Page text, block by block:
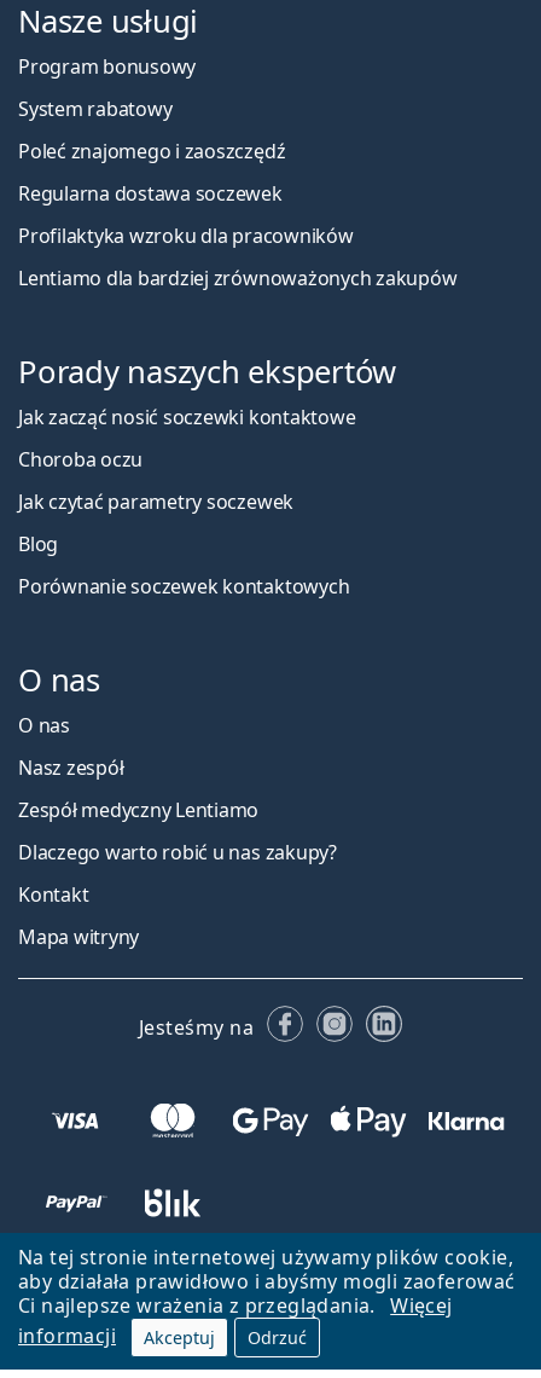
Na tej stronie internetowej używamy plików cookie,
aby działała prawidłowo i abyśmy mogli zaoferować
Ci najlepsze wrażenia z przeglądania.
Więcej
informacji
Akceptuj Odrzuć
Nasze usługi
Program bonusowy
System rabatowy
Poleć znajomego i zaoszczędź
Regularna dostawa soczewek
Profilaktyka wzroku dla pracowników
Lentiamo dla bardziej zrównoważonych zakupów
Porady naszych ekspertów
Jak zacząć nosić soczewki kontaktowe
Choroba oczu
Jak czytać parametry soczewek
Blog
Porównanie soczewek kontaktowych
O nas
O nas
Nasz zespół
Zespół medyczny Lentiamo
Dlaczego warto robić u nas zakupy?
Kontakt
Mapa witryny
Jesteśmy na FacebookuInstagramie
LinkedIn
Wróć do strony głównej